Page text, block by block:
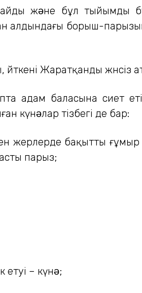
жəне бұл тыйымды
алдындағы борыш-
Жаратқанды жөнсіз
адам баласына өсиет
күнəлар тізбегі де бар:
жерлерде бақытты
парыз;
– күнə;